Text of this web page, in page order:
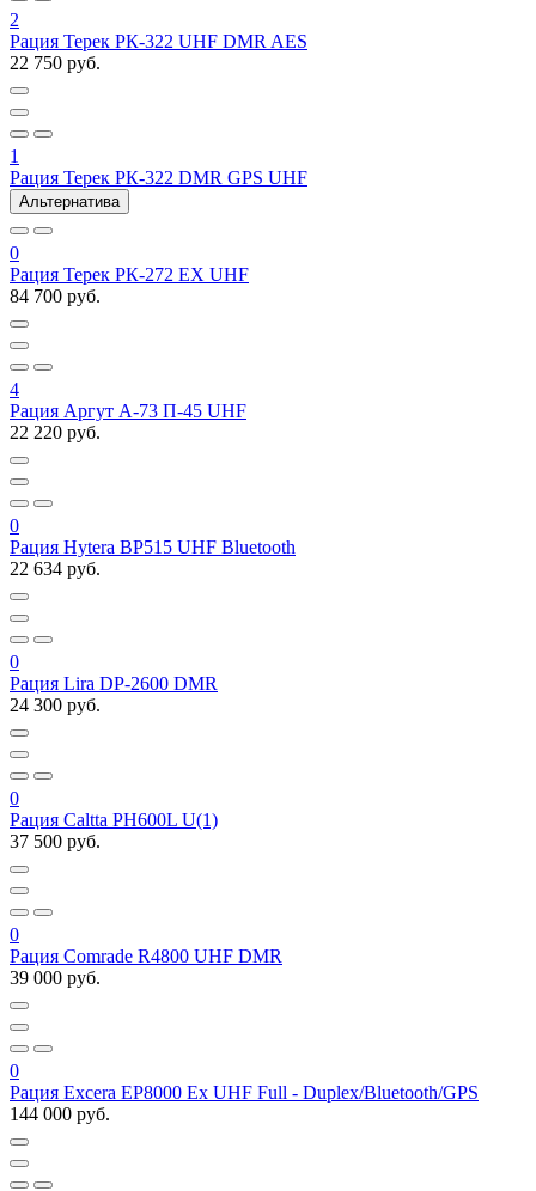
2
Рация Терек РК-322 UHF DMR AES
22 750 руб.
1
Рация Терек РК-322 DMR GPS UHF
Альтернатива
0
Рация Терек РК-272 EX UHF
84 700 руб.
4
Рация Аргут А-73 П-45 UHF
22 220 руб.
0
Рация Hytera BP515 UHF Bluetooth
22 634 руб.
0
Рация Lira DP-2600 DMR
24 300 руб.
0
Рация Caltta PH600L U(1)
37 500 руб.
0
Рация Comrade R4800 UHF DMR
39 000 руб.
0
Рация Excera EP8000 Ex UHF Full - Duplex/Bluetooth/GPS
144 000 руб.